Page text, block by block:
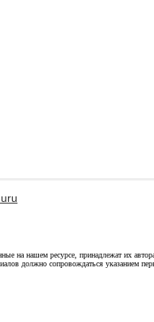
на нашем ресурсе, принадлежат их
должно сопровождаться указанием